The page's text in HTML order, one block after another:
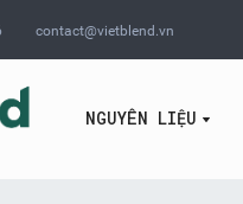
contact@vietblend.vn
NGUYÊN LIỆU